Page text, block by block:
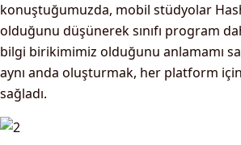
konuştuğumuzda, mobil stüdyolar
olduğunu düşünerek sınıfı program
bilgi birikimimiz olduğunu anlamamı
aynı anda oluşturmak, her platform
sağladı.